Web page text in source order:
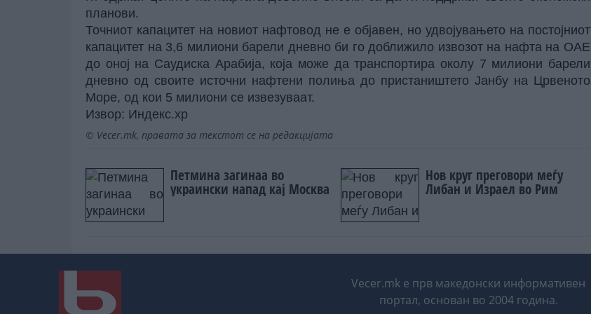
планови.
Точниот капацитет на новиот нафтовод не е објавен, но удвојувањето на постојниот
капацитет на 3,6 милиони барели дневно би го доближило извозот на нафта на ОАЕ
до оној на Саудиска Арабија, која може да транспортира околу 7 милиони барели
дневно од своите источни нафтени полиња до пристаништето Јанбу на Црвеното
Море, од кои 5 милиони се извезуваат.
Извор: Индекс.хр
© Vecer.mk, правата за текстот се на редакцијата
Петмина загинаа во
украински напад кај Москва
Нов круг преговори меѓу
Либан и Израел во Рим
Vecer.mk е прв македонски информативен
портал, основан во 2004 година.